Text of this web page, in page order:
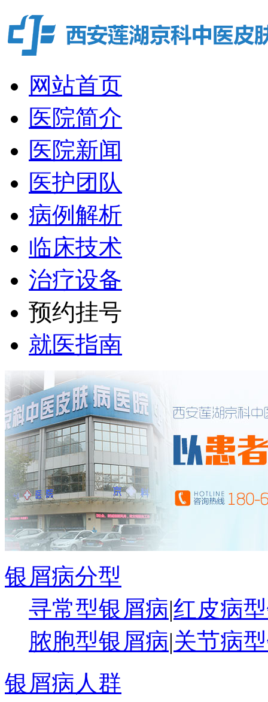
网站首页
医院简介
医院新闻
医护团队
病例解析
临床技术
治疗设备
预约挂号
就医指南
银屑病分型
寻常型银屑病|红皮病
脓胞型银屑病|关节病
银屑病人群